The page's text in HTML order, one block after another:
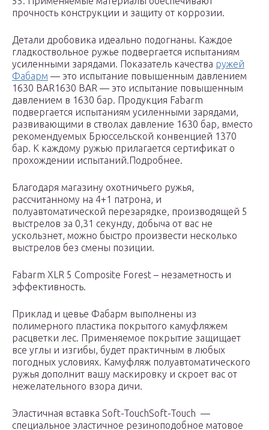
прочность конструкции и защиту от коррозии.
Детали дробовика идеально подогнаны. Каждое
гладкоствольное ружье подвергается испытаниям
усиленными зарядами. Показатель качества ружей
Фабарм — это испытание повышенным давлением
1630 BAR1630 BAR — это испытание повышенным
давлением в 1630 бар. Продукция Fabarm
подвергается испытаниям усиленными зарядами,
развивающими в стволах давление 1630 бар, вместо
рекомендуемых Брюссельской конвенцией 1370
бар. К каждому ружью прилагается сертификат о
прохождении испытаний.Подробнее.
Благодаря магазину охотничьего ружья,
рассчитанному на 4+1 патрона, и
полуавтоматической перезарядке, производящей 5
выстрелов за 0,31 секунду, добыча от вас не
ускользнет, можно быстро произвести несколько
выстрелов без смены позиции.
Fabarm XLR 5 Composite Forest – незаметность и
эффективность.
Приклад и цевье Фабарм выполнены из
полимерного пластика покрытого камуфляжем
расцветки лес. Применяемое покрытие защищает
все углы и изгибы, будет практичным в любых
погодных условиях. Камуфляж полуавтоматического
ружья дополнит вашу маскировку и скроет вас от
нежелательного взора дичи.
Эластичная вставка Soft-TouchSoft-Touch —
специальное эластичное резиноподобное матовое